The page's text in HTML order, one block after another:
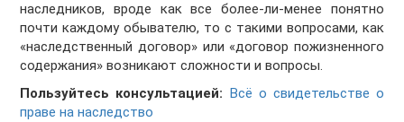
наследников, вроде как все более-ли-менее понятно
почти каждому обывателю, то с такими вопросами, как
«наследственный договор» или «договор пожизненного
содержания» возникают сложности и вопросы.
Пользуйтесь консультацией: Всё о свидетельстве о
праве на наследство